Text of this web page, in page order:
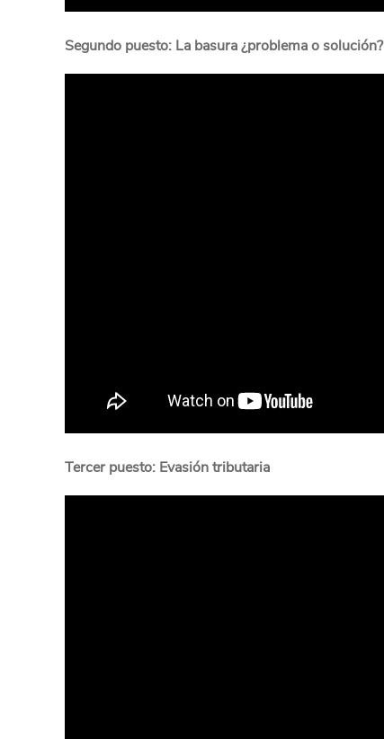
Segundo puesto: La basura ¿problema o solución?
Tercer puesto: Evasión tributaria